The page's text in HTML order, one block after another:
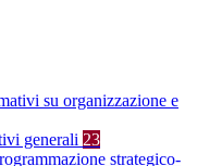
su organizzazione e
generali 23
strategico-